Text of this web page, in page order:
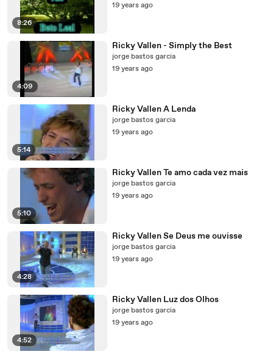
8:26
19 years ago
4:09
Ricky Vallen - Simply the Best
jorge bastos garcia
19 years ago
5:14
Ricky Vallen A Lenda
jorge bastos garcia
19 years ago
5:10
Ricky Vallen Te amo cada vez mais
jorge bastos garcia
19 years ago
4:28
Ricky Vallen Se Deus me ouvisse
jorge bastos garcia
19 years ago
4:52
Ricky Vallen Luz dos Olhos
jorge bastos garcia
19 years ago